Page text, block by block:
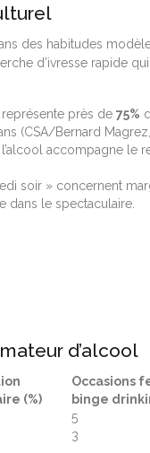
des habitudes
d’ivresse rapide
près de 75%
(CSA/Bernard
accompagne le
soir » concernent
dans le spectaculaire.
d’alcool
(%)
Occasions
binge
5
3